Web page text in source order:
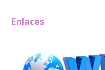
Enlaces